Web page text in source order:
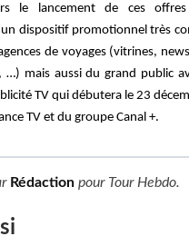
le lancement de ces
dispositif promotionnel très
de voyages (vitrines,
…) mais aussi du grand public
TV qui débutera le 23
TV et du groupe Canal +.
Rédaction pour Tour Hebdo.